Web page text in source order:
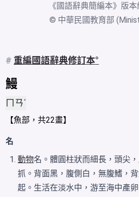
《國語辭典簡編本》版本
© 中華民國教育部
# 重編國語辭典修訂本
鰻
ㄇㄢˊ
【魚部，共22畫】
名
動物名。體圓柱狀而細長，頭尖
抓。背面黑，腹側白，無腹鰭，
起。生活在淡水中，游至海中產